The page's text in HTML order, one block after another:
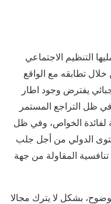
التنظيم الاجتماعي
تطابقه مع الواقع
يفترض وجود اطار
ظل التراجع المستمر
لفائدة الخواص، وفي ظل
الدولي من أجل جلب
المقاولة من جهة
بشكل لا يترك مجالا